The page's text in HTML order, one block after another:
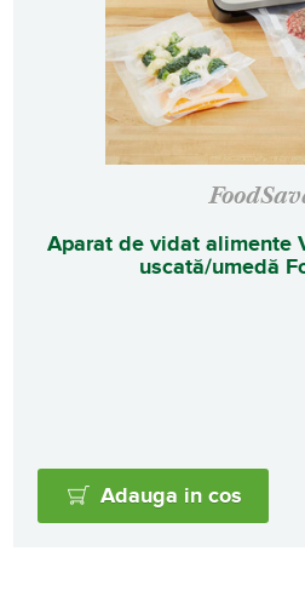
Aparat de vidat alimente
uscată/umedă
Adauga in cos